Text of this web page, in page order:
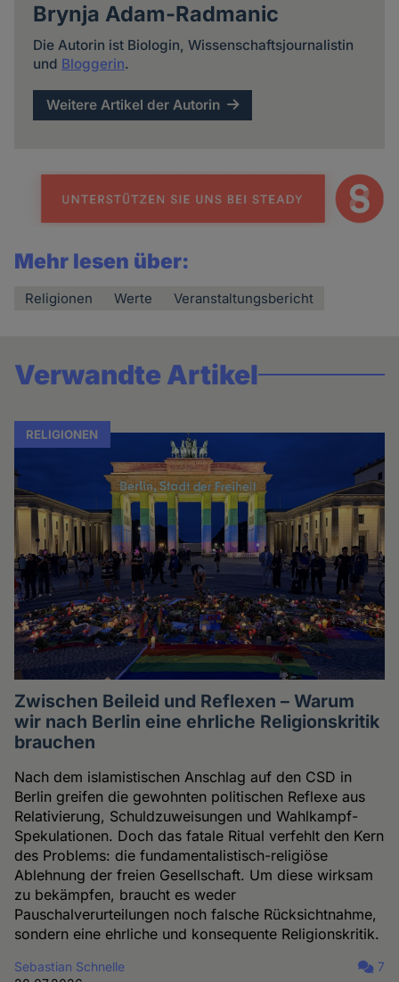
Brynja Adam-Radmanic
Die Autorin ist Biologin, Wissenschaftsjournalistin
und Bloggerin.
Weitere Artikel der Autorin
Mehr lesen über:
Religionen Werte Veranstaltungsbericht
Verwandte Artikel
RELIGIONEN
Zwischen Beileid und Reflexen – Warum
wir nach Berlin eine ehrliche Religionskritik
brauchen
Nach dem islamistischen Anschlag auf den CSD in
Berlin greifen die gewohnten politischen Reflexe aus
Relativierung, Schuldzuweisungen und Wahlkampf-
Spekulationen. Doch das fatale Ritual verfehlt den Kern
des Problems: die fundamentalistisch-religiöse
Ablehnung der freien Gesellschaft. Um diese wirksam
zu bekämpfen, braucht es weder
Pauschalverurteilungen noch falsche Rücksichtnahme,
sondern eine ehrliche und konsequente Religionskritik.
Sebastian Schnelle
7